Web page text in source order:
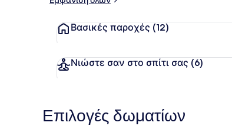
Βασικές παροχές (12)
Νιώστε σαν στο σπίτι σας (6)
Επιλογές δωματίων